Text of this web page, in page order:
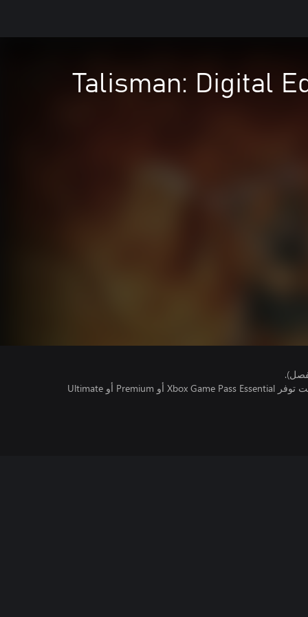
Talisman: Digital
تتطلب اللعبة متعددة اللاعبين عبر الإنترنت توفر Xbox Game Pass Essential أو Premium أو Ultimate